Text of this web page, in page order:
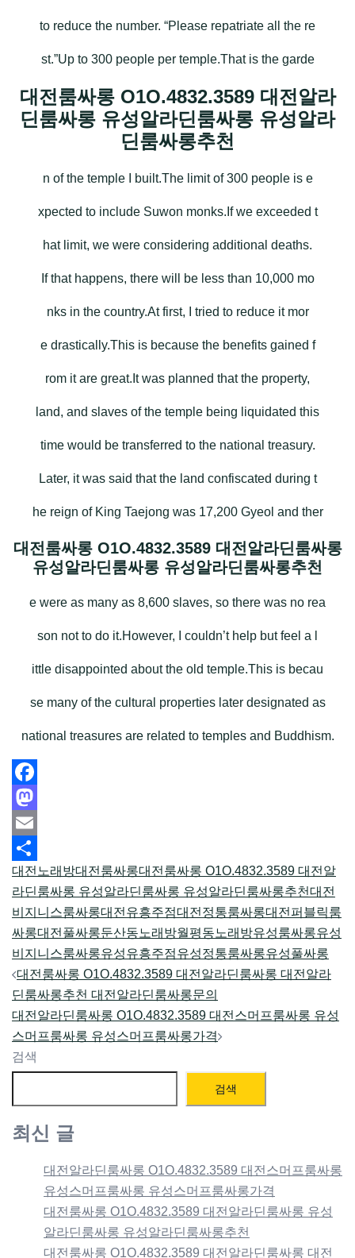
to reduce the number. “Please repatriate all the re
st.”Up to 300 people per temple.That is the garde
대전룸싸롱 O1O.4832.3589 대전알라
딘룸싸롱 유성알라딘룸싸롱 유성알라
딘룸싸롱추천
n of the temple I built.The limit of 300 people is e
xpected to include Suwon monks.If we exceeded t
hat limit, we were considering additional deaths.
If that happens, there will be less than 10,000 mo
nks in the country.At first, I tried to reduce it mor
e drastically.This is because the benefits gained f
rom it are great.It was planned that the property,
land, and slaves of the temple being liquidated this
time would be transferred to the national treasury.
Later, it was said that the land confiscated during t
he reign of King Taejong was 17,200 Gyeol and ther
대전룸싸롱 O1O.4832.3589 대전알라딘룸싸롱
유성알라딘룸싸롱 유성알라딘룸싸롱추천
e were as many as 8,600 slaves, so there was no rea
son not to do it.However, I couldn’t help but feel a l
ittle disappointed about the old temple.This is becau
se many of the cultural properties later designated as
national treasures are related to temples and Buddhism.
Facebook
Mastodon
Email
Share
대전노래방대전룸싸롱대전룸싸롱 O1O.4832.3589 대전알
라딘룸싸롱 유성알라딘룸싸롱 유성알라딘룸싸롱추천대전
비지니스룸싸롱대전유흥주점대전정통룸싸롱대전퍼블릭룸
싸롱대전풀싸롱둔산동노래방월평동노래방유성룸싸롱유성
비지니스룸싸롱유성유흥주점유성정통룸싸롱유성풀싸롱
Post
navigation
대전룸싸롱 O1O.4832.3589 대전알라딘룸싸롱 대전알라
딘룸싸롱추천 대전알라딘룸싸롱문의
대전알라딘룸싸롱 O1O.4832.3589 대전스머프룸싸롱 유성
스머프룸싸롱 유성스머프룸싸롱가격
검색
검색
최신 글
대전알라딘룸싸롱 O1O.4832.3589 대전스머프룸싸롱
유성스머프룸싸롱 유성스머프룸싸롱가격
대전룸싸롱 O1O.4832.3589 대전알라딘룸싸롱 유성
알라딘룸싸롱 유성알라딘룸싸롱추천
대전룸싸롱 O1O.4832.3589 대전알라딘룸싸롱 대전